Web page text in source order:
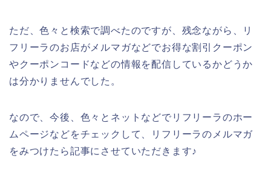
ただ、色々と検索で調べたのですが、残念ながら、リ
フリーラのお店がメルマガなどでお得な割引クーポン
やクーポンコードなどの情報を配信しているかどうか
は分かりませんでした。
なので、今後、色々とネットなどでリフリーラのホー
ムページなどをチェックして、リフリーラのメルマガ
をみつけたら記事にさせていただきます♪